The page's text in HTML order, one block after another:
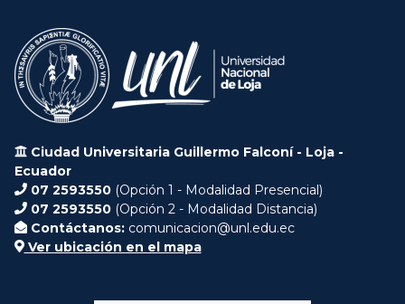
Ciudad Universitaria Guillermo Falconí - Loja -
Ecuador
07 2593550 (Opción 1 - Modalidad Presencial)
07 2593550 (Opción 2 - Modalidad Distancia)
Contáctanos: comunicacion@unl.edu.ec
Ver ubicación en el mapa